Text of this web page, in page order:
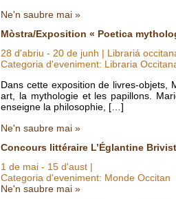
Ne'n saubre mai »
Mòstra/Exposition « Poetica
28 d'abriu - 20 de junh | Librariá
Categoria d'eveniment: Libraria
Dans cette exposition de livres-objets,
art, la mythologie et les papillons.
enseigne la philosophie, […]
Ne'n saubre mai »
Concours littéraire L’Églantine
1 de mai - 15 d'aust |
Categoria d'eveniment: Monde Occitan
Ne'n saubre mai »